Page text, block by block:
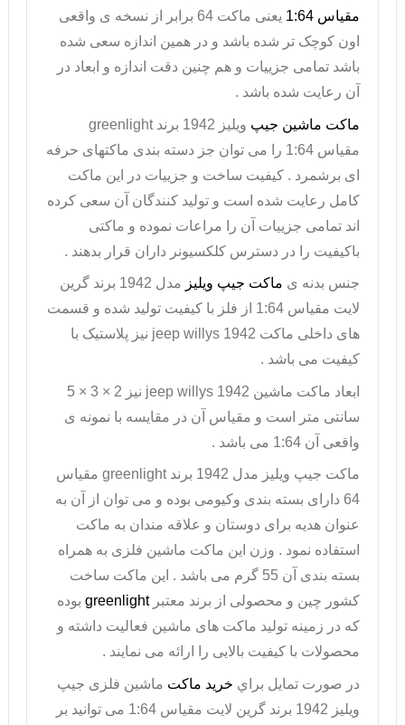
مقیاس 1:64
یعنی ماکت 64 برابر از نسخه ی واقعی
اون کوچک تر شده باشد و در همین اندازه سعی شده
باشد تمامی جزییات و هم چنین دقت اندازه و ابعاد در
آن رعایت شده باشد .
ماکت ماشین جیپ ویلیز 1942 برند
greenlight
مقیاس 1:64 را می توان جز دسته بندی ماکتهای حرفه
ای برشمرد . کیفیت ساخت و جزییات در این ماکت
کامل رعایت شده است و تولید کنندگان آن سعی کرده
اند تمامی جزییات آن را مراعات نموده و ماکتی
باکیفیت را در دسترس کلکسیونر داران قرار بدهند .
جنس بدنه ی ماکت جیپ ویلیز مدل 1942 برند گرین
لایت مقیاس 1:64 از فلز با کیفیت تولید شده و قسمت
های داخلی ماکت jeep willys 1942 نیز پلاستیک با
کیفیت می باشد .
ابعاد ماکت ماشین jeep willys 1942
نیز 2 × 3 × 5
سانتی متر است و مقیاس آن در مقایسه با نمونه ی
واقعی آن 1:64 می باشد .
ماکت جیپ ویلیز مدل 1942 برند greenlight مقیاس
64 دارای بسته بندی وکیومی بوده و می توان از آن به
عنوان هدیه برای دوستان و علاقه مندان به ماکت
استفاده نمود . وزن این ماکت ماشین فلزی به همراه
بسته بندی آن 55 گرم می باشد . این ماکت ساخت
کشور چین و محصولی از برند معتبرgreenlight بوده
که در زمینه تولید ماکت های ماشین فعالیت داشته و
محصولات با کیفیت بالایی را ارائه می نمایند .
در صورت تمايل براي خريد ماکت ماشین فلزی جیپ
ویلیز 1942 برند گرین لایت مقیاس 1:64 می توانيد بر